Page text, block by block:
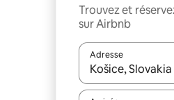
Trouvez et
sur Airbnb
Adresse
Lorsque les